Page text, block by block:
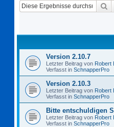
Version 2.10.7
Letzter Beitrag von Robert
Verfasst in SchnapperPro
Version 2.10.3
Letzter Beitrag von Robert
Verfasst in SchnapperPro
Bitte entschuldigen
Letzter Beitrag von Robert
Verfasst in SchnapperPro